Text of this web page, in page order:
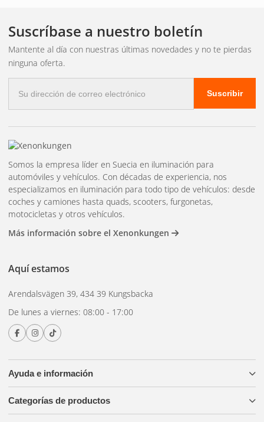
Suscríbase a nuestro boletín
Mantente al día con nuestras últimas novedades y no te pierdas
ninguna oferta.
electrónico
Suscribir
Ayuda e información
Categorías de productos
Somos la empresa líder en Suecia en iluminación para
automóviles y vehículos. Con décadas de experiencia, nos
especializamos en iluminación para todo tipo de vehículos: desde
coches y camiones hasta quads, scooters, furgonetas,
motocicletas y otros vehículos.
Más información sobre el Xenonkungen
Aquí estamos
Arendalsvägen 39, 434 39 Kungsbacka
De lunes a viernes: 08:00 - 17:00